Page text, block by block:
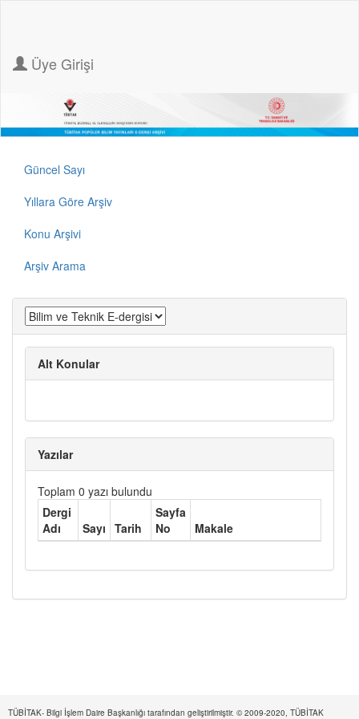
Üye Girişi
Güncel Sayı
Yıllara Göre Arşiv
Konu Arşivi
Arşiv Arama
Alt Konular
Yazılar
Toplam 0 yazı bulundu
Dergi
Adı
Sayı Tarih
Sayfa
No
Makale
TÜBİTAK- Bilgi İşlem Daire Başkanlığı tarafından geliştirilmiştir. © 2009-2020, TÜBİTAK